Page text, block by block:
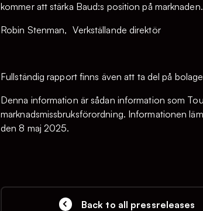
kommer att stärka Baud:s position på marknaden.
Robin Stenman, Verkställande direktör
Fullständig rapport finns även att ta del på
Denna information är sådan information som
marknadsmissbruksförordning. Informationen
den 8 maj 2025.
Back to all pressreleases